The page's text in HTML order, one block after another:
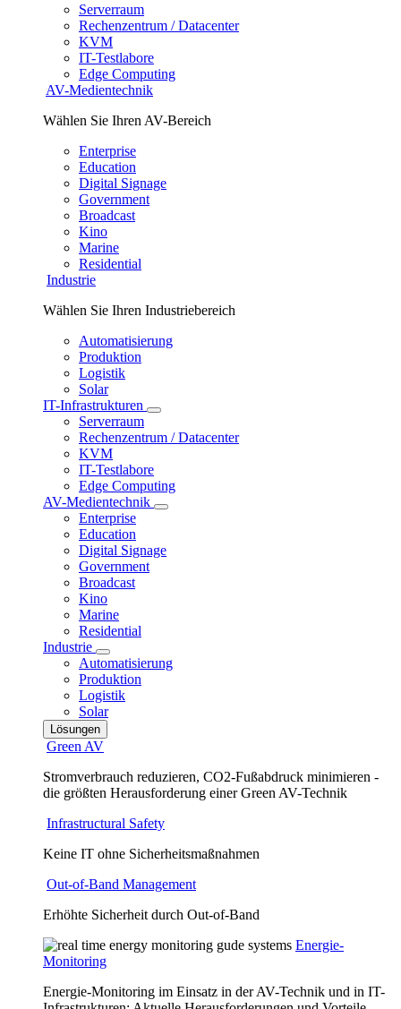
Serverraum
Rechenzentrum / Datacenter
KVM
IT-Testlabore
Edge Computing
AV-Medientechnik
Wählen Sie Ihren AV-Bereich
Enterprise
Education
Digital Signage
Government
Broadcast
Kino
Marine
Residential
Industrie
Wählen Sie Ihren Industriebereich
Automatisierung
Produktion
Logistik
Solar
IT-Infrastrukturen
Serverraum
Rechenzentrum / Datacenter
KVM
IT-Testlabore
Edge Computing
AV-Medientechnik
Enterprise
Education
Digital Signage
Government
Broadcast
Kino
Marine
Residential
Industrie
Automatisierung
Produktion
Logistik
Solar
Lösungen
Green AV
Stromverbrauch reduzieren, CO2-Fußabdruck minimieren -
die größten Herausforderung einer Green AV-Technik
Infrastructural Safety
Keine IT ohne Sicherheitsmaßnahmen
Out-of-Band Management
Erhöhte Sicherheit durch Out-of-Band
Energie-
Monitoring
Energie-Monitoring im Einsatz in der AV-Technik und in IT-